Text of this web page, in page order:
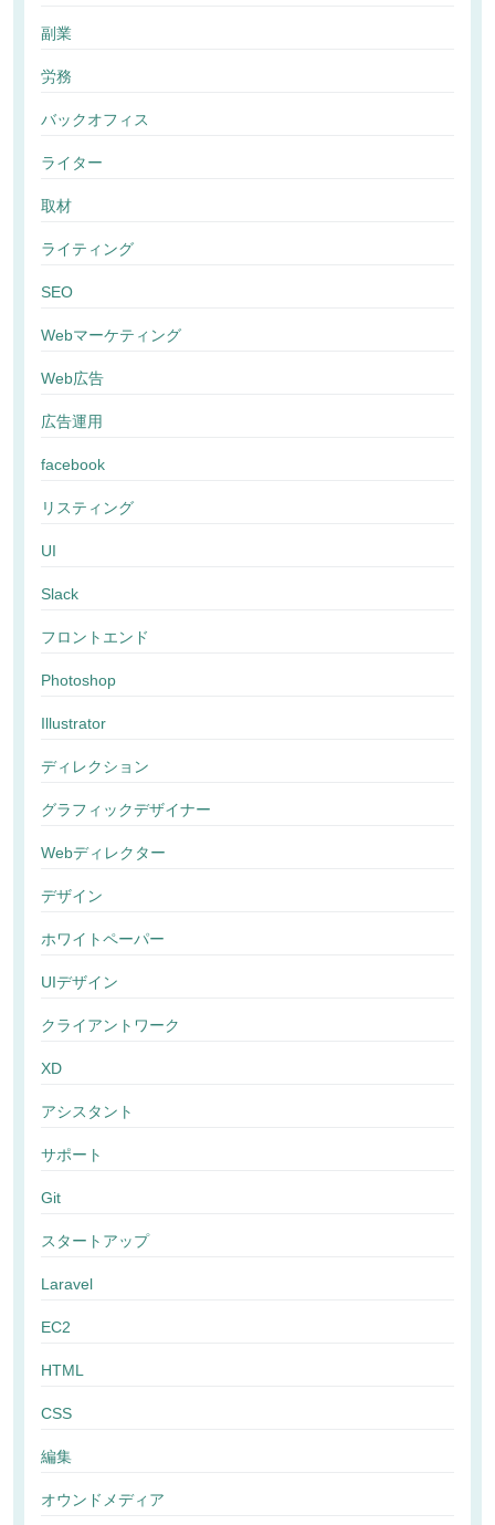
副業
労務
バックオフィス
ライター
取材
ライティング
SEO
Webマーケティング
Web広告
広告運用
facebook
リスティング
UI
Slack
フロントエンド
Photoshop
Illustrator
ディレクション
グラフィックデザイナー
Webディレクター
デザイン
ホワイトペーパー
UIデザイン
クライアントワーク
XD
アシスタント
サポート
Git
スタートアップ
Laravel
EC2
HTML
CSS
編集
オウンドメディア